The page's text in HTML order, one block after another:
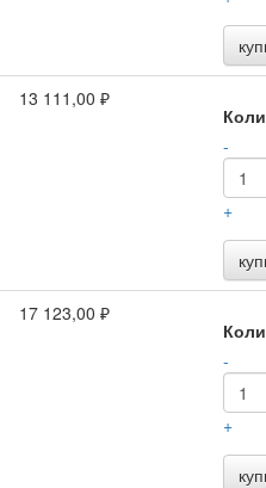
13 111,00 ₽
-
+
17 123,00 ₽
-
+